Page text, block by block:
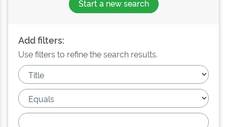
Start a new search
Add filters:
Use filters to refine the search results.